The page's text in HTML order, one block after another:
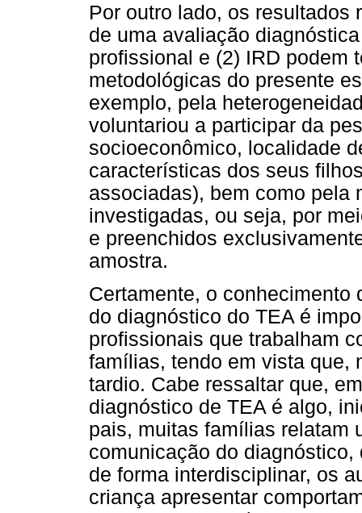
Por outro lado, os resultados
de uma avaliação
profissional e (2) IRD podem
metodológicas do presente
exemplo, pela
voluntariou a participar da
socioeconômico, localidade
características dos seus
associadas), bem como pela
investigadas, ou seja, por
e preenchidos
amostra.
Certamente, o conhecimento
do diagnóstico do TEA é
profissionais que trabalham
famílias, tendo em vista que,
tardio. Cabe ressaltar que,
diagnóstico de TEA é algo,
pais, muitas famílias relatam
comunicação do
de forma interdisciplinar, os
criança apresentar